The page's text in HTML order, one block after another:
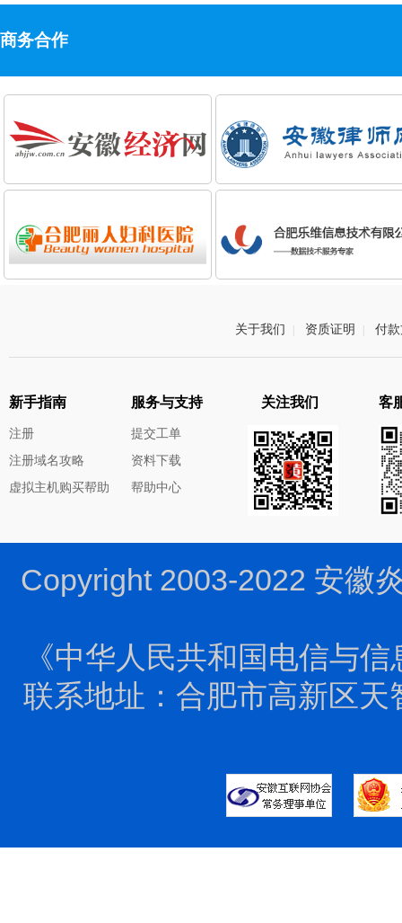
商务合作
关于我们 资质证明 付
新手指南
注册
注册域名攻略
虚拟主机购买帮助
服务与支持
提交工单
资料下载
帮助中心
关注我们 客
Copyright 2003-2022 安徽
《中华人民共和国电信与
联系地址：合肥市高新区